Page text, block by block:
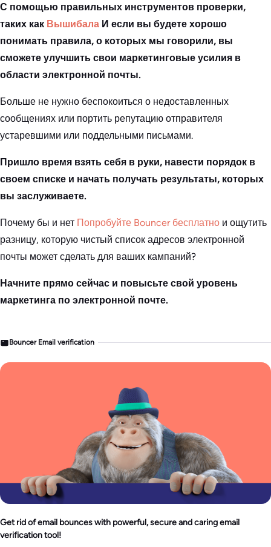
С помощью правильных инструментов проверки,
таких как Вышибала И если вы будете хорошо
понимать правила, о которых мы говорили, вы
сможете улучшить свои маркетинговые усилия в
области электронной почты.
Больше не нужно беспокоиться о недоставленных
сообщениях или портить репутацию отправителя
устаревшими или поддельными письмами.
Пришло время взять себя в руки, навести порядок в
своем списке и начать получать результаты, которых
вы заслуживаете.
Почему бы и нет Попробуйте Bouncer бесплатно и ощутить
разницу, которую чистый список адресов электронной
почты может сделать для ваших кампаний?
Начните прямо сейчас и повысьте свой уровень
маркетинга по электронной почте.
Bouncer Email verification
Get rid of email bounces with powerful, secure and caring email
verification tool!